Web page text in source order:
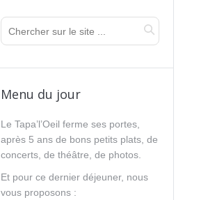
Menu du jour
Le Tapa’l’Oeil ferme ses portes,
après 5 ans de bons petits plats, de
concerts, de théâtre, de photos.
Et pour ce dernier déjeuner, nous
vous proposons :